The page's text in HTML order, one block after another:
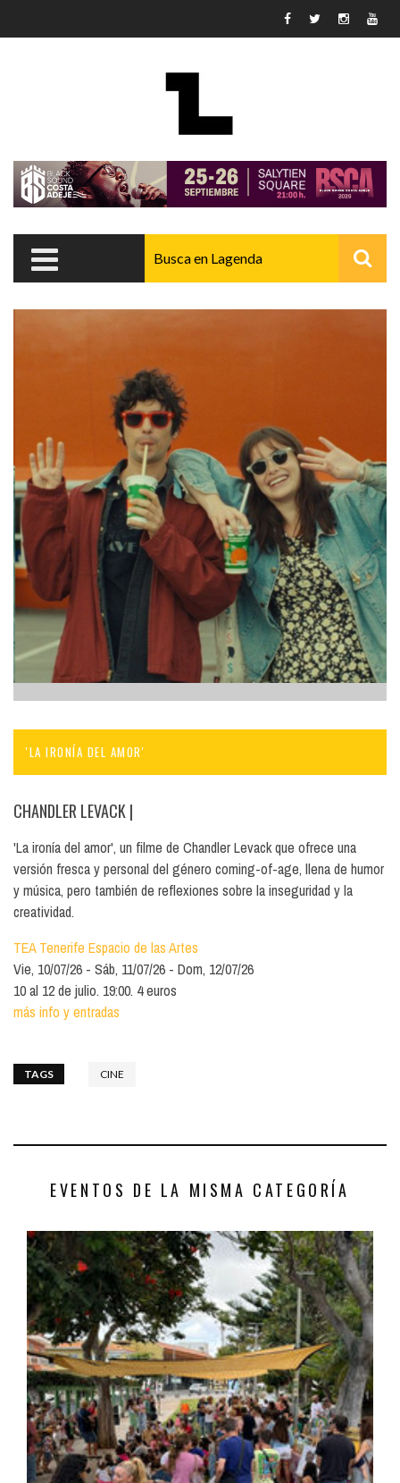
'LA IRONÍA DEL AMOR'
CHANDLER LEVACK |
'La ironía del amor', un filme de Chandler Levack que ofrece una
versión fresca y personal del género coming-of-age, llena de humor
y música, pero también de reflexiones sobre la inseguridad y la
creatividad.
TEA Tenerife Espacio de las Artes
Vie, 10/07/26
Sáb, 11/07/26
Dom, 12/07/26
10 al 12 de julio. 19:00. 4 euros
más info y entradas
TAGS CINE
EVENTOS DE LA MISMA CATEGORÍA